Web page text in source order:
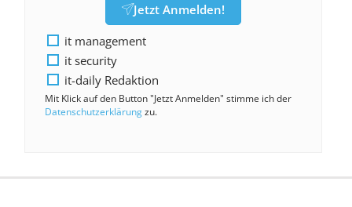
Jetzt Anmelden!
it management
it security
it-daily Redaktion
Mit Klick auf den Button "Jetzt Anmelden" stimme ich der
Datenschutzerklärungzu.